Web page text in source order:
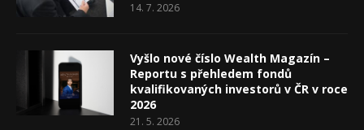
14. 7. 2026
Vyšlo nové číslo Wealth Magazín –
Reportu s přehledem fondů
kvalifikovaných investorů v ČR v roce
2026
21. 5. 2026